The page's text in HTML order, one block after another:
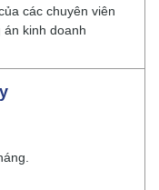
các chuyên viên
kinh doanh